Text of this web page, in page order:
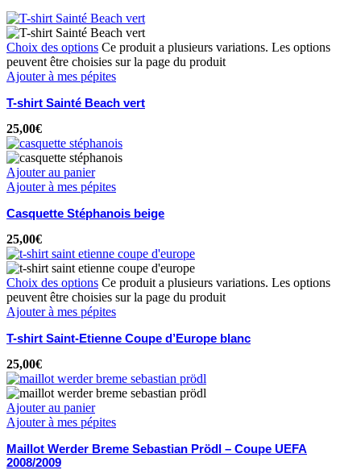
Choix des options Ce produit a plusieurs variations. Les options
peuvent être choisies sur la page du produit
Ajouter à mes pépites
T-shirt Sainté Beach vert
25,00€
Ajouter au panier
Ajouter à mes pépites
Casquette Stéphanois beige
25,00€
Choix des options Ce produit a plusieurs variations. Les options
peuvent être choisies sur la page du produit
Ajouter à mes pépites
T-shirt Saint-Etienne Coupe d’Europe blanc
25,00€
Ajouter au panier
Ajouter à mes pépites
Maillot Werder Breme Sebastian Prödl – Coupe UEFA
2008/2009